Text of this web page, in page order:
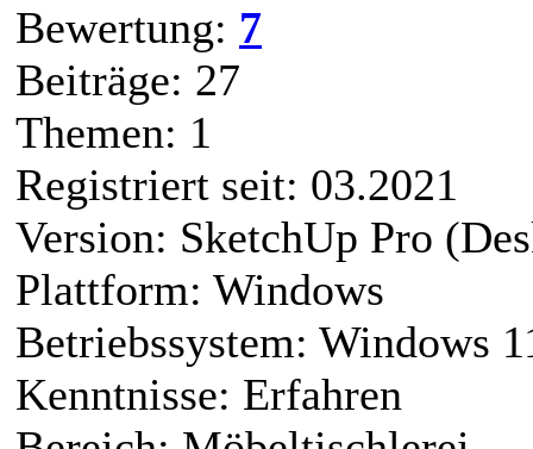
Bewertung: 7
Beiträge: 27
Themen: 1
Registriert seit: 03.2021
Version: SketchUp Pro
Plattform: Windows
Betriebssystem: Windows
Kenntnisse: Erfahren